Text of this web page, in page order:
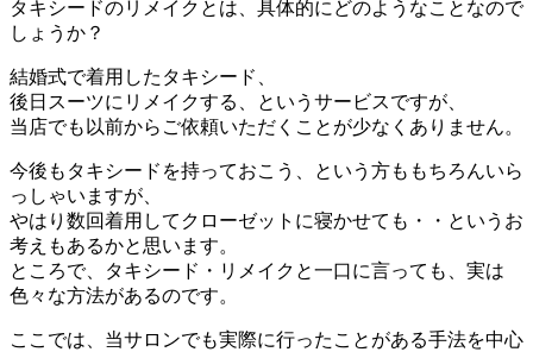
タキシードのリメイクとは、具体的にどのようなことなので
しょうか？
結婚式で着用したタキシード、
後日スーツにリメイクする、というサービスですが、
当店でも以前からご依頼いただくことが少なくありません。
今後もタキシードを持っておこう、という方ももちろんいら
っしゃいますが、
やはり数回着用してクローゼットに寝かせても・・というお
考えもあるかと思います。
ところで、タキシード・リメイクと一口に言っても、実は
色々な方法があるのです。
ここでは、当サロンでも実際に行ったことがある手法を中心